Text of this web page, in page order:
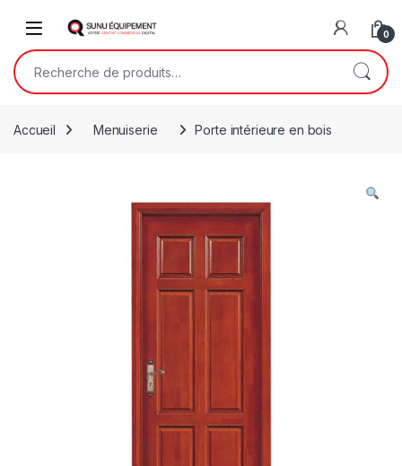
Open 0
Recherche pour :
Accueil Menuiserie Porte intérieure en bois